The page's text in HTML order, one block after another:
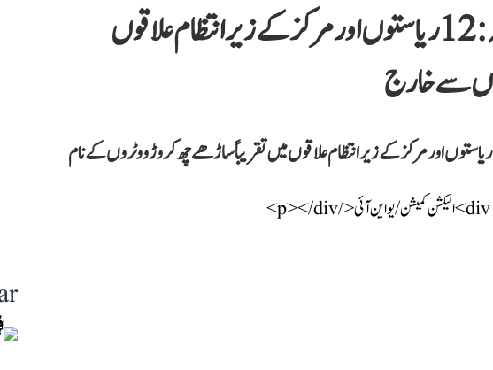
ایس آئی آر کا دوسرا مرحلہ: 12 ریاستوں اور مرکز کے زیر انتظام علاقوں
ایس آئی آر کے دوسرے مرحلے میں 12 ریاستوں اور مرکز کے زیر انتظام علاقوں میں تقریباً ساڑھے چھ کروڑ ووٹروں کے نام